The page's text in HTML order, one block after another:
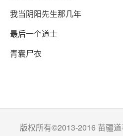
我当阴阳先生那几年
最后一个道士
青囊尸衣
版权所有©2013-2016 苗疆